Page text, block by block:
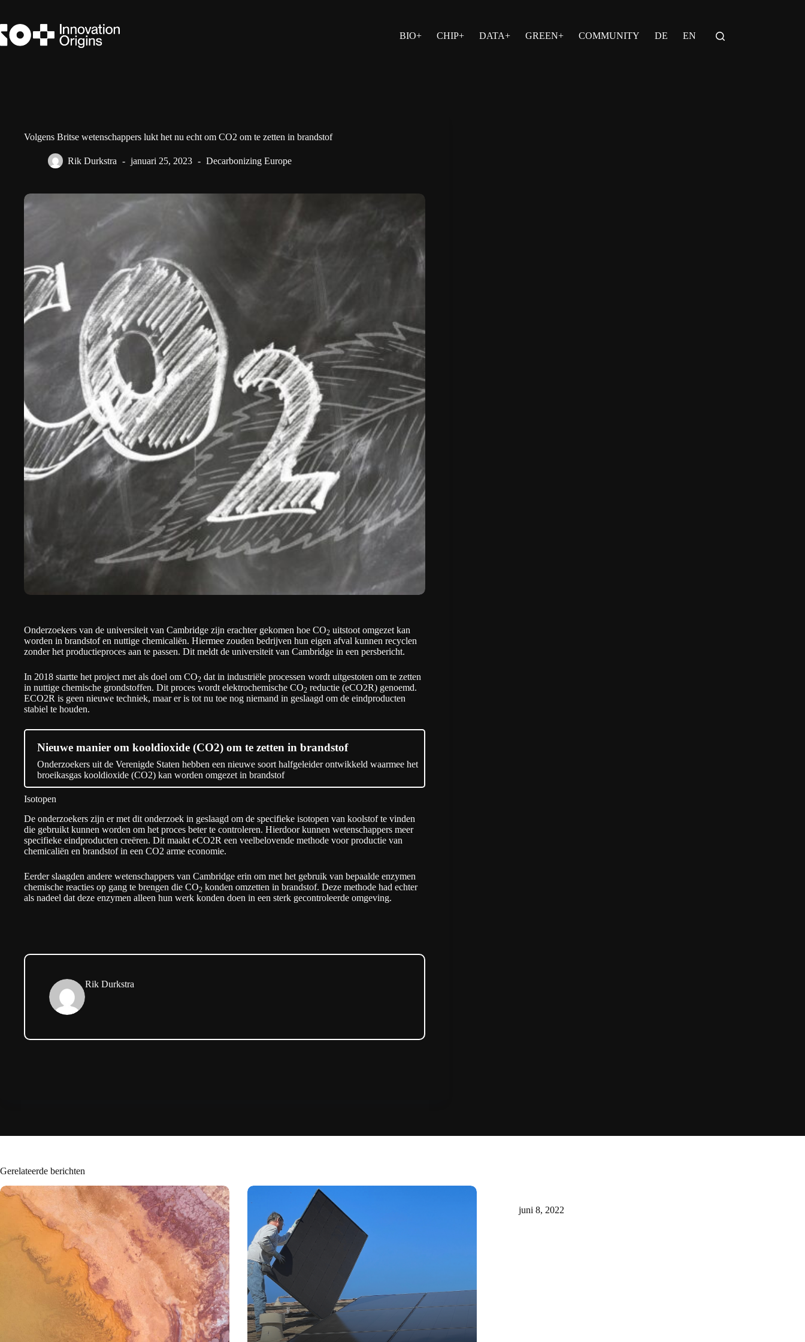
de
inhoud
BIO+ CHIP+ DATA+ GREEN+ COMMUNITY DE EN
Volgens Britse wetenschappers lukt het nu echt om CO2 om te zetten in brandstof
Rik Durkstra januari 25, 2023 Decarbonizing Europe
Onderzoekers van de universiteit van Cambridge zijn erachter gekomen hoe CO2 uitstoot omgezet kan
worden in brandstof en nuttige chemicaliën. Hiermee zouden bedrijven hun eigen afval kunnen recyclen
zonder het productieproces aan te passen. Dit meldt de universiteit van Cambridge in een persbericht.
In 2018 startte het project met als doel om CO2 dat in industriële processen wordt uitgestoten om te zetten
in nuttige chemische grondstoffen. Dit proces wordt elektrochemische CO2 reductie (eCO2R) genoemd.
ECO2R is geen nieuwe techniek, maar er is tot nu toe nog niemand in geslaagd om de eindproducten
stabiel te houden.
Nieuwe manier om kooldioxide (CO2) om te zetten in brandstof
Onderzoekers uit de Verenigde Staten hebben een nieuwe soort halfgeleider ontwikkeld waarmee het
broeikasgas kooldioxide (CO2) kan worden omgezet in brandstof
Isotopen
De onderzoekers zijn er met dit onderzoek in geslaagd om de specifieke isotopen van koolstof te vinden
die gebruikt kunnen worden om het proces beter te controleren. Hierdoor kunnen wetenschappers meer
specifieke eindproducten creëren. Dit maakt eCO2R een veelbelovende methode voor productie van
chemicaliën en brandstof in een CO2 arme economie.
Eerder slaagden andere wetenschappers van Cambridge erin om met het gebruik van bepaalde enzymen
chemische reacties op gang te brengen die CO2 konden omzetten in brandstof. Deze methode had echter
als nadeel dat deze enzymen alleen hun werk konden doen in een sterk gecontroleerde omgeving.
Rik Durkstra
Gerelateerde berichten
juni 8, 2022